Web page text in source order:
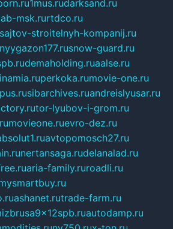
1mus.rudarksand.ru
msk.rurtdco.ru
stroitelnyh-kompanij.ru
snow-guard.ru
demaholding.ruaalse.ru
perkoka.rumovie-one.ru
sibarchives.ruandreislyusar.ru
tor-lyubov-i-grom.ru
movieone.ruevro-dez.ru
avtopomosch27.ru
nertansaga.rudelanalad.ru
aria-family.ruroadli.ru
ashanet.rutrade-farm.ru
autodamp.ru